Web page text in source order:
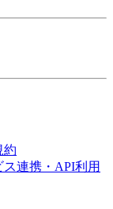
約
連携・API利用